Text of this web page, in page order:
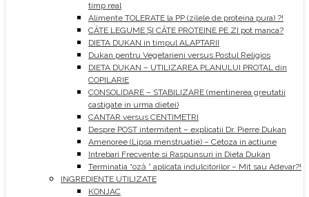
timp real
Alimente TOLERATE la PP (zilele de proteina pura) ?!
CÂTE LEGUME ȘI CÂTE PROTEINE PE ZI pot manca?
DIETA DUKAN in timpul ALAPTARII
Dukan pentru Vegetarieni versus Postul Religios
DIETA DUKAN – UTILIZAREA PLANULUI PROTAL din
COPILARIE
CONSOLIDARE – STABILIZARE (mentinerea greutatii
castigate in urma dietei)
CANTAR versus CENTIMETRI
Despre POST intermitent – explicatii Dr. Pierre Dukan
Amenoree (Lipsa menstruatie) – Cetoza in actiune
Intrebari Frecvente si Raspunsuri in Dieta Dukan
Terminatia “oză ” aplicata indulcitorilor – Mit sau Adevar?!
INGREDIENTE UTILIZATE
KONJAC